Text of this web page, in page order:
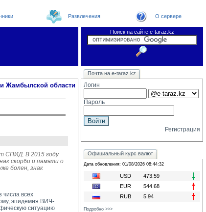
Развлечения О сервере
Поиск на сайте e-taraz.kz
Новости Погода в Таразе
Телефоный справочник
Видеоконференция
Новости e-taraz
и Жамбылской области
СПИД. В 2015 году
скорби и памяти о
болен, знак
всех
эпидемия ВИЧ-
ситуацию
Почта на e-taraz.kz
Логин
Пароль
Регистрация
Официальный курс валют
Дата обновления: 01/08/2026 08:44:32
USD
473.59
EUR
544.68
RUB
5.94
Подробно >>>